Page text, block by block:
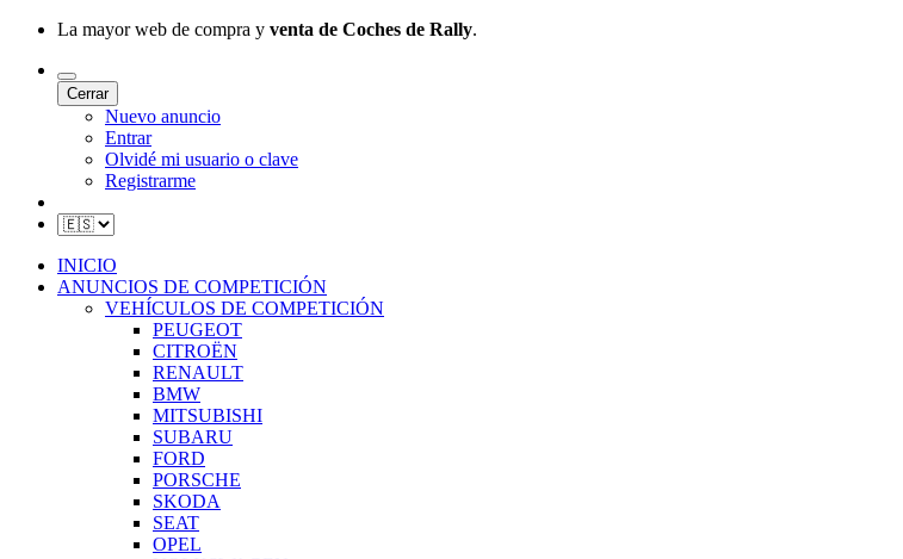
La mayor web de compra y venta de Coches de Rally.
Cerrar
Nuevo anuncio
Entrar
Olvidé mi usuario o clave
Registrarme
INICIO
ANUNCIOS DE COMPETICIÓN
VEHÍCULOS DE COMPETICIÓN
PEUGEOT
CITROËN
RENAULT
BMW
MITSUBISHI
SUBARU
FORD
PORSCHE
SKODA
SEAT
OPEL